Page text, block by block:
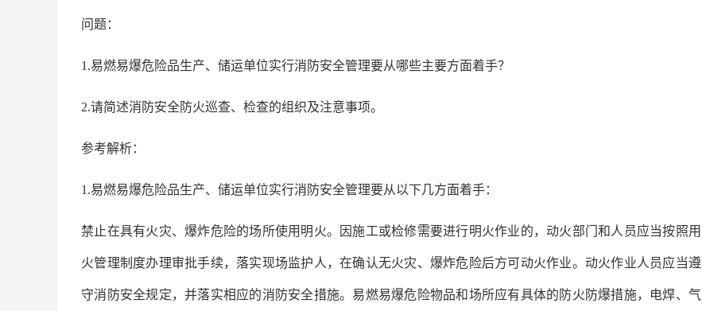
问题：
1.易燃易爆危险品生产、储运单位实行消防安全管理要从哪些主要方面着手？
2.请简述消防安全防火巡查、检查的组织及注意事项。
参考解析：
1.易燃易爆危险品生产、储运单位实行消防安全管理要从以下几方面着手：
禁止在具有火灾、爆炸危险的场所使用明火。因施工或检修需要进行明火作业的，动火部门和人员应当按照用
火管理制度办理审批手续，落实现场监护人，在确认无火灾、爆炸危险后方可动火作业。动火作业人员应当遵
守消防安全规定，并落实相应的消防安全措施。易燃易爆危险物品和场所应有具体的防火防爆措施，电焊、气